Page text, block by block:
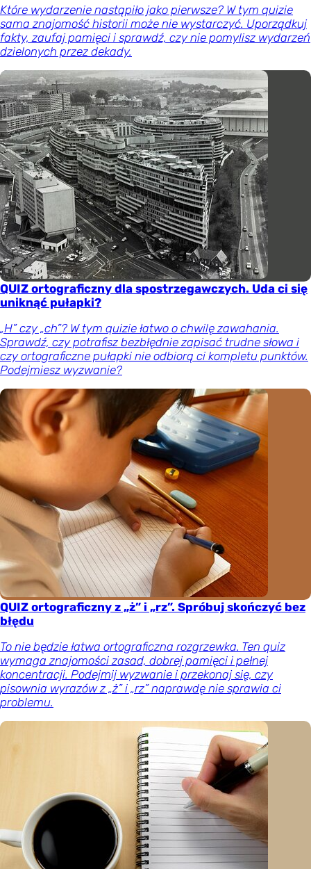
Które wydarzenie nastąpiło jako pierwsze? W tym quizie
sama znajomość historii może nie wystarczyć. Uporządkuj
fakty, zaufaj pamięci i sprawdź, czy nie pomylisz wydarzeń
dzielonych przez dekady.
QUIZ ortograficzny dla spostrzegawczych. Uda ci się
uniknąć pułapki?
„H” czy „ch”? W tym quizie łatwo o chwilę zawahania.
Sprawdź, czy potrafisz bezbłędnie zapisać trudne słowa i
czy ortograficzne pułapki nie odbiorą ci kompletu punktów.
Podejmiesz wyzwanie?
QUIZ ortograficzny z „ż” i „rz”. Spróbuj skończyć bez
błędu
To nie będzie łatwa ortograficzna rozgrzewka. Ten quiz
wymaga znajomości zasad, dobrej pamięci i pełnej
koncentracji. Podejmij wyzwanie i przekonaj się, czy
pisownia wyrazów z „ż” i „rz” naprawdę nie sprawia ci
problemu.